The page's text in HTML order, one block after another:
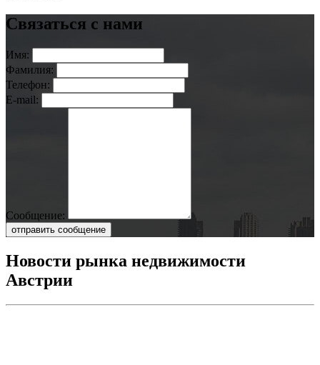
Связаться с нами
Имя:
Фамилия:
Телефон:
E-mail:
Сообщение:
отправить сообщение
Новости рынка недвижимости
Австрии